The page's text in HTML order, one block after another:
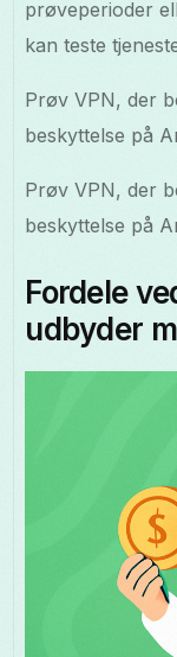
prøveperioder
kan teste
Prøv VPN, der
beskyttelse på
Prøv VPN, der
beskyttelse på
Fordele
udbyder